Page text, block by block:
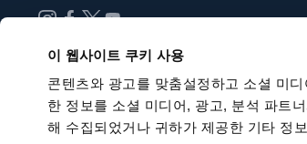
이 웹사이트 쿠키 사용
콘텐츠와 광고를 맞춤설정하고 소셜 미
한 정보를 소셜 미디어, 광고, 분석 파트
해 수집되었거나 귀하가 제공한 기타 정
뉴스레터 구독하기